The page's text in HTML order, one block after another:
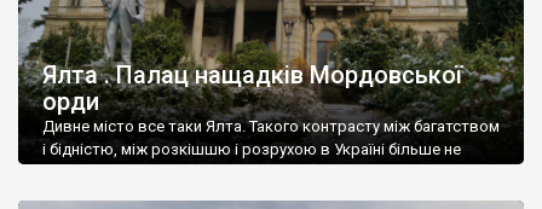
Ялта . Палац нащадків Мордовської
орди
Дивне місто все таки Ялта. Такого контрасту між багатством
і бідністю, між розкішшю і розрухою в Україні більше не